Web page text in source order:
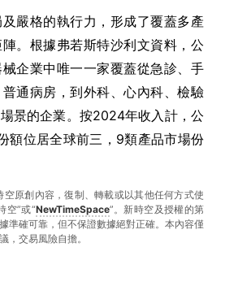
嚴格的執行力，形成了覆蓋多產
。根據弗若斯特沙利文資料，公
企業中唯一一家覆蓋從急診、手
通病房，到外科、心內科、檢驗
景的企業。按2024年收入計，公
額位居全球前三，9類產品市場份
空原創內容，復制、轉載或以其他任何方式使
空”或“NewTimeSpace”。新時空及授權的第
準確可靠，但不保證數據絕對正確。本內容僅
，交易風險自擔。